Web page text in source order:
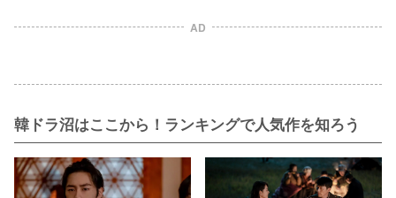
AD
韓ドラ沼はここから！ランキングで人気作を知ろう